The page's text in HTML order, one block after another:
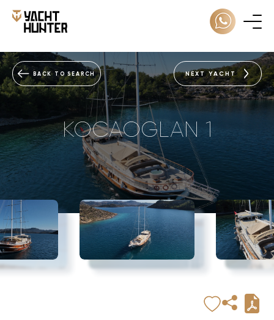
BACK TO SEARCH NEXT YACHT
KOCAOGLAN 1